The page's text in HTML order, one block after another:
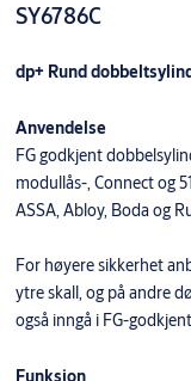
SY6786C
dp+ Rund
Anvendelse
FG godkjent
modullås-, Connect og
ASSA, Abloy, Boda og
For høyere sikkerhet
ytre skall, og på andre
også inngå i FG-
Funksjon